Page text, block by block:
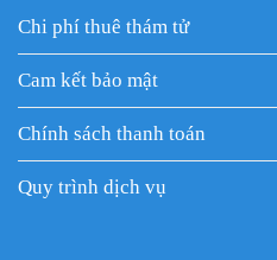
Chi phí thuê thám tử
Cam kết bảo mật
Chính sách thanh toán
Quy trình dịch vụ